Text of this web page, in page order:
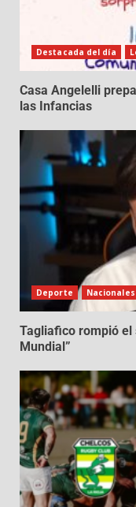
Destacada del día
Casa Angelelli
las Infancias
Deporte Nacionales
Tagliafico rompió el
Mundial”